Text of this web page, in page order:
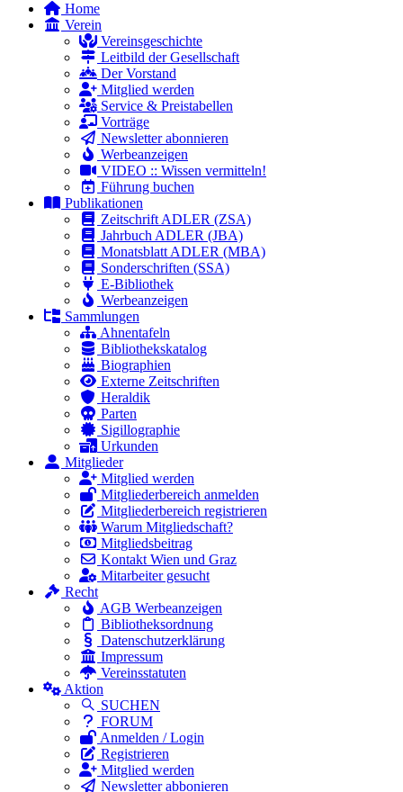
Home
Verein
Vereinsgeschichte
Leitbild der Gesellschaft
Der Vorstand
Mitglied werden
Service & Preistabellen
Vorträge
Newsletter abonnieren
Werbeanzeigen
VIDEO :: Wissen vermitteln!
Führung buchen
Publikationen
Zeitschrift ADLER (ZSA)
Jahrbuch ADLER (JBA)
Monatsblatt ADLER (MBA)
Sonderschriften (SSA)
E-Bibliothek
Werbeanzeigen
Sammlungen
Ahnentafeln
Bibliothekskatalog
Biographien
Externe Zeitschriften
Heraldik
Parten
Sigillographie
Urkunden
Mitglieder
Mitglied werden
Mitgliederbereich anmelden
Mitgliederbereich registrieren
Warum Mitgliedschaft?
Mitgliedsbeitrag
Kontakt Wien und Graz
Mitarbeiter gesucht
Recht
AGB Werbeanzeigen
Bibliotheksordnung
Datenschutzerklärung
Impressum
Vereinsstatuten
Aktion
SUCHEN
FORUM
Anmelden / Login
Registrieren
Mitglied werden
Newsletter abbonieren